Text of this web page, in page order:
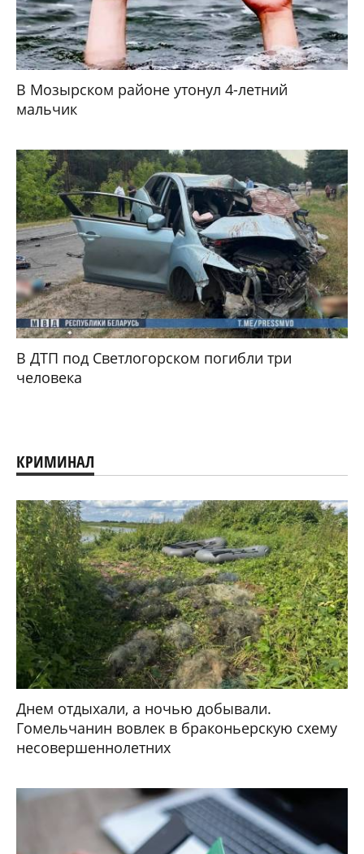
В Мозырском районе утонул 4-летний
мальчик
В ДТП под Светлогорском погибли три
человека
КРИМИНАЛ
Днем отдыхали, а ночью добывали.
Гомельчанин вовлек в браконьерскую схему
несовершеннолетних